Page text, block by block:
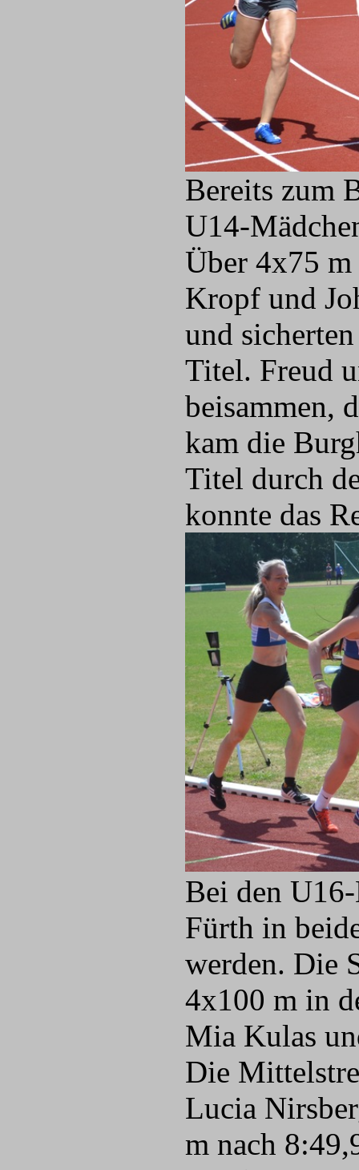
Bereits zum
U14-
Über 4x75 m
Kropf und
und
Titel. Freud
beisammen,
kam die
Titel durch
konnte das
Bei den
Fürth in
werden. Die
4x100 m in
Mia Kulas
Die
Lucia
m nach